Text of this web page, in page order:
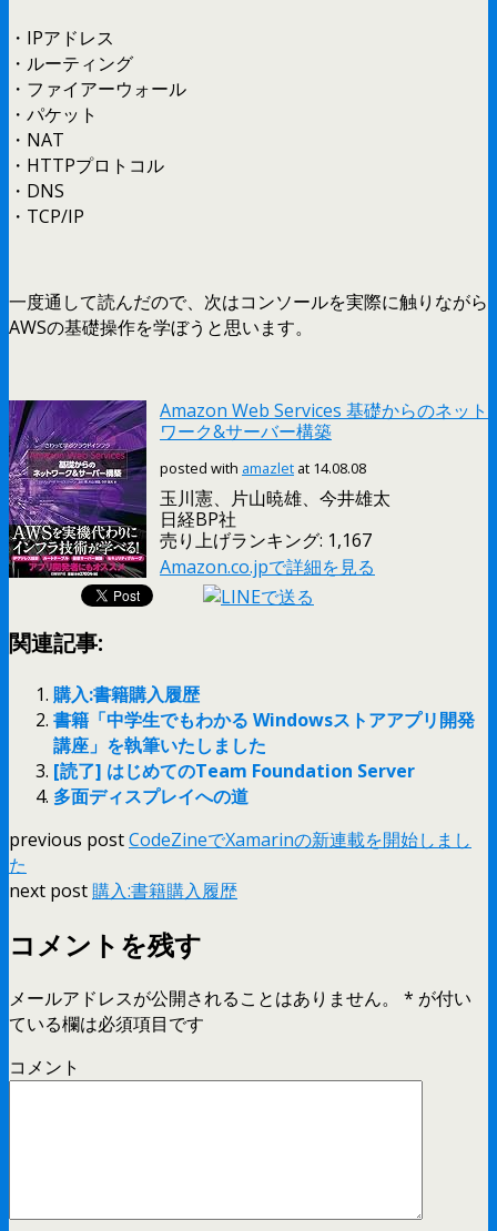
・IPアドレス
・ルーティング
・ファイアーウォール
・パケット
・NAT
・HTTPプロトコル
・DNS
・TCP/IP
一度通して読んだので、次はコンソールを実際に触りながら
AWSの基礎操作を学ぼうと思います。
Amazon Web Services 基礎からのネット
ワーク&サーバー構築
posted with amazlet at 14.08.08
玉川憲、片山暁雄、今井雄太
日経BP社
売り上げランキング: 1,167
Amazon.co.jpで詳細を見る
関連記事:
購入:書籍購入履歴
書籍「中学生でもわかる Windowsストアアプリ開発
講座」を執筆いたしました
[読了] はじめてのTeam Foundation Server
多面ディスプレイへの道
previous postCodeZineでXamarinの新連載を開始しまし
た
next post購入:書籍購入履歴
コメントを残す
メールアドレスが公開されることはありません。 * が付い
ている欄は必須項目です
コメント